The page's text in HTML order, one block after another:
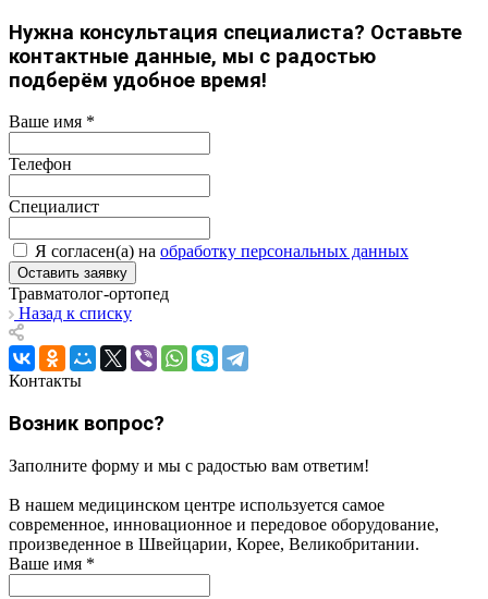
Нужна консультация специалиста? Оставьте
контактные данные, мы с радостью
подберём удобное время!
Ваше имя *
Телефон
Специалист
Я согласен(а) на обработку персональных данных
Травматолог-ортопед
Назад к списку
Контакты
Возник вопрос?
Заполните форму и мы с радостью вам ответим!
В нашем медицинском центре используется самое
современное, инновационное и передовое оборудование,
произведенное в Швейцарии, Корее, Великобритании.
Ваше имя *